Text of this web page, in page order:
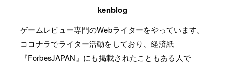
kenblog
ゲームレビュー専門のWebライターをやっています。
ココナラでライター活動をしており、経済紙
『ForbesJAPAN』にも掲載されたこともある人で